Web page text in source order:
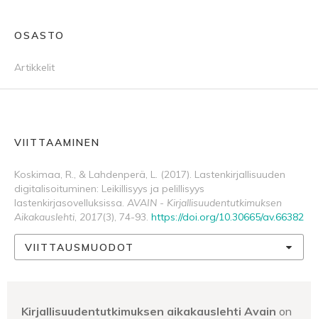
OSASTO
Artikkelit
VIITTAAMINEN
Koskimaa, R., & Lahdenperä, L. (2017). Lastenkirjallisuuden
digitalisoituminen: Leikillisyys ja pelillisyys
lastenkirjasovelluksissa. AVAIN - Kirjallisuudentutkimuksen
Aikakauslehti, 2017(3), 74-93. https://doi.org/10.30665/av.66382
VIITTAUSMUODOT
Kirjallisuudentutkimuksen aikakauslehti Avain on